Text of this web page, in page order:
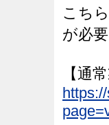
こち
が必要
【通